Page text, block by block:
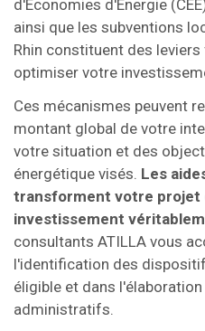
d'Économies d'Énergie
ainsi que les subventions
Rhin constituent des
optimiser votre
Ces mécanismes peuvent
montant global de votre
votre situation et des
énergétique visés. Les
transforment votre projet
investissement
consultants ATILLA vous
l'identification des
éligible et dans
administratifs.